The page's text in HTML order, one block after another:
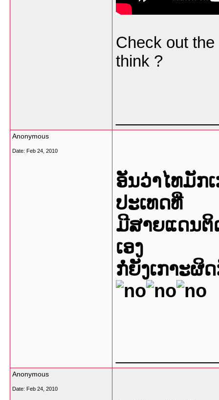
Check out
think ?
Anonymous
Date: Feb 24, 2010
ອັນວ່າໄທມັກ
ປະເທດທີ່
ມີສາຍແດນຕິ
ເອງ
ກໍ່ຍັງເກາະຜິ
Anonymous
Date: Feb 24, 2010